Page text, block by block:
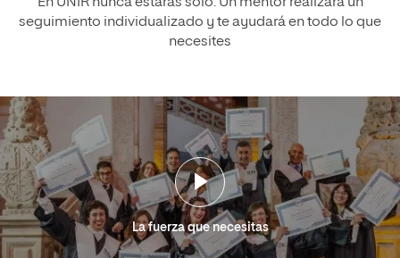
seguimiento individualizado y te ayudará en todo lo que
necesites
La fuerza que necesitas